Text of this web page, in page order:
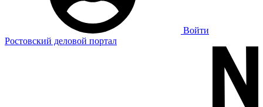
Войти
Ростовский деловой портал